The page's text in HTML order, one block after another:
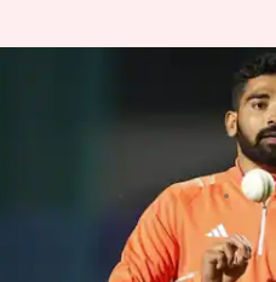
Ind vs NZ toss:
టీమిండియా..
Oct 22, 2023
ఈ వార్తాకథనం ఏంటి